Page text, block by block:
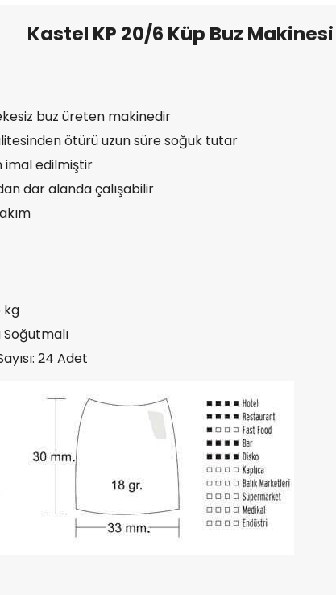
Kastel KP 20/6 Küp Buz
buz üreten makinedir
ötürü uzun süre soğuk tutar
imal edilmiştir
dar alanda çalışabilir
kg
24 Adet